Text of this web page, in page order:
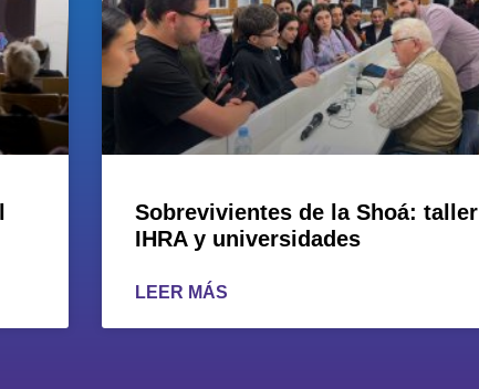
Sobrevivientes de la Shoá: taller
IHRA y universidades
LEER MÁS